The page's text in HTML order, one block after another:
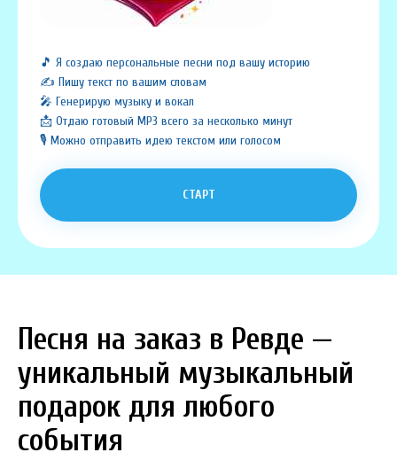
🎵 Я создаю персональные песни под вашу историю
✍️ Пишу текст по вашим словам
🎤 Генерирую музыку и вокал
📩 Отдаю готовый MP3 всего за несколько минут
🎙️ Можно отправить идею текстом или голосом
СТАРТ
Песня на заказ в Ревде —
уникальный музыкальный
подарок для любого
события